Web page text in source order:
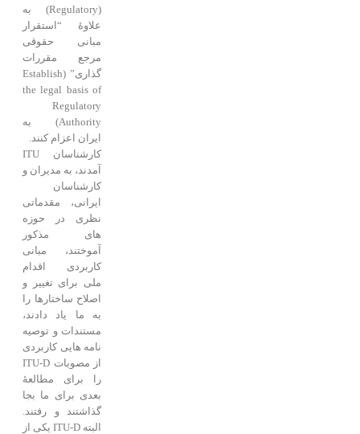
(Regulatory) به
علاوۀ “استقرار
مبانی حقوقی
مرجع مقررات
گذاری” (Establish
the legal basis of
Regulatory
Authority) به
ایران اعزام کنند.
کارشناسان ITU
آمدند، به مدیران و
کارشناسان
ایرانی، مقدماتی
نظری در حوزه
های مذکور
آموختند، مبانی
کاربردی اقدام
ملی برای تغییر و
اصلاح ساختارها را
به ما یاد دادند،
مستندات و توصیه
نامه هایی کاربردی
از مصوبات ITU-D
را برای مطالعۀ
بعدی برای ما بجا
گذاشتند و رفتند.
البته ITU-D یکی از